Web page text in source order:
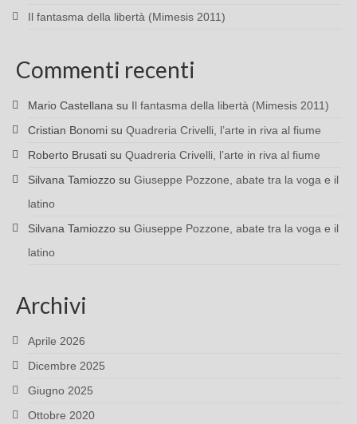
Il fantasma della libertà (Mimesis 2011)
Commenti recenti
Mario Castellana su Il fantasma della libertà (Mimesis 2011)
Cristian Bonomi su Quadreria Crivelli, l’arte in riva al fiume
Roberto Brusati su Quadreria Crivelli, l’arte in riva al fiume
Silvana Tamiozzo su Giuseppe Pozzone, abate tra la voga e il
latino
Silvana Tamiozzo su Giuseppe Pozzone, abate tra la voga e il
latino
Archivi
Aprile 2026
Dicembre 2025
Giugno 2025
Ottobre 2020